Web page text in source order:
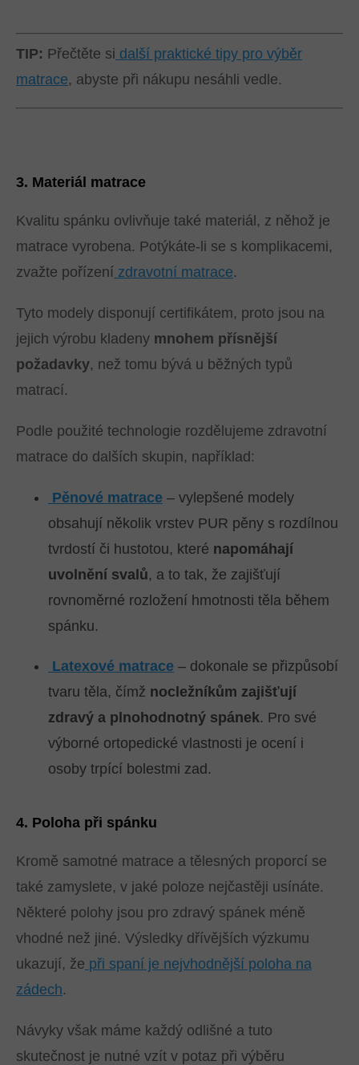
TIP: Přečtěte si další praktické tipy pro výběr
matrace, abyste při nákupu nesáhli vedle.
3. Materiál matrace
Kvalitu spánku ovlivňuje také materiál, z něhož je
matrace vyrobena. Potýkáte-li se s komplikacemi,
zvažte pořízení zdravotní matrace.
Tyto modely disponují certifikátem, proto jsou na
jejich výrobu kladeny mnohem přísnější
požadavky, než tomu bývá u běžných typů
matrací.
Podle použité technologie rozdělujeme zdravotní
matrace do dalších skupin, například:
Pěnové matrace – vylepšené modely
obsahují několik vrstev PUR pěny s rozdílnou
tvrdostí či hustotou, které napomáhají
uvolnění svalů, a to tak, že zajišťují
rovnoměrné rozložení hmotnosti těla během
spánku.
Latexové matrace – dokonale se přizpůsobí
tvaru těla, čímž nocležníkům zajišťují
zdravý a plnohodnotný spánek. Pro své
výborné ortopedické vlastnosti je ocení i
osoby trpící bolestmi zad.
4. Poloha při spánku
Kromě samotné matrace a tělesných proporcí se
také zamyslete, v jaké poloze nejčastěji usínáte.
Některé polohy jsou pro zdravý spánek méně
vhodné než jiné. Výsledky dřívějších výzkumu
ukazují, že při spaní je nejvhodnější poloha na
zádech.
Návyky však máme každý odlišné a tuto
skutečnost je nutné vzít v potaz při výběru